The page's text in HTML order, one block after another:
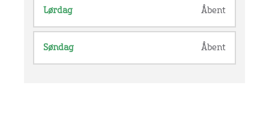
Lørdag Åbent
Søndag Åbent